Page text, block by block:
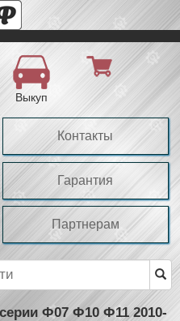
Выкуп
Контакты
Гарантия
Партнерам
Ф07 Ф10 Ф11 2010-